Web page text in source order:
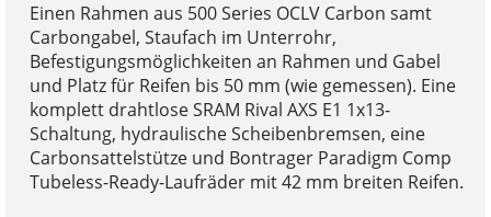
Einen Rahmen aus 500 Series OCLV Carbon samt
Carbongabel, Staufach im Unterrohr,
Befestigungsmöglichkeiten an Rahmen und Gabel
und Platz für Reifen bis 50 mm (wie gemessen). Eine
komplett drahtlose SRAM Rival AXS E1 1x13-
Schaltung, hydraulische Scheibenbremsen, eine
Carbonsattelstütze und Bontrager Paradigm Comp
Tubeless-Ready-Laufräder mit 42 mm breiten Reifen.